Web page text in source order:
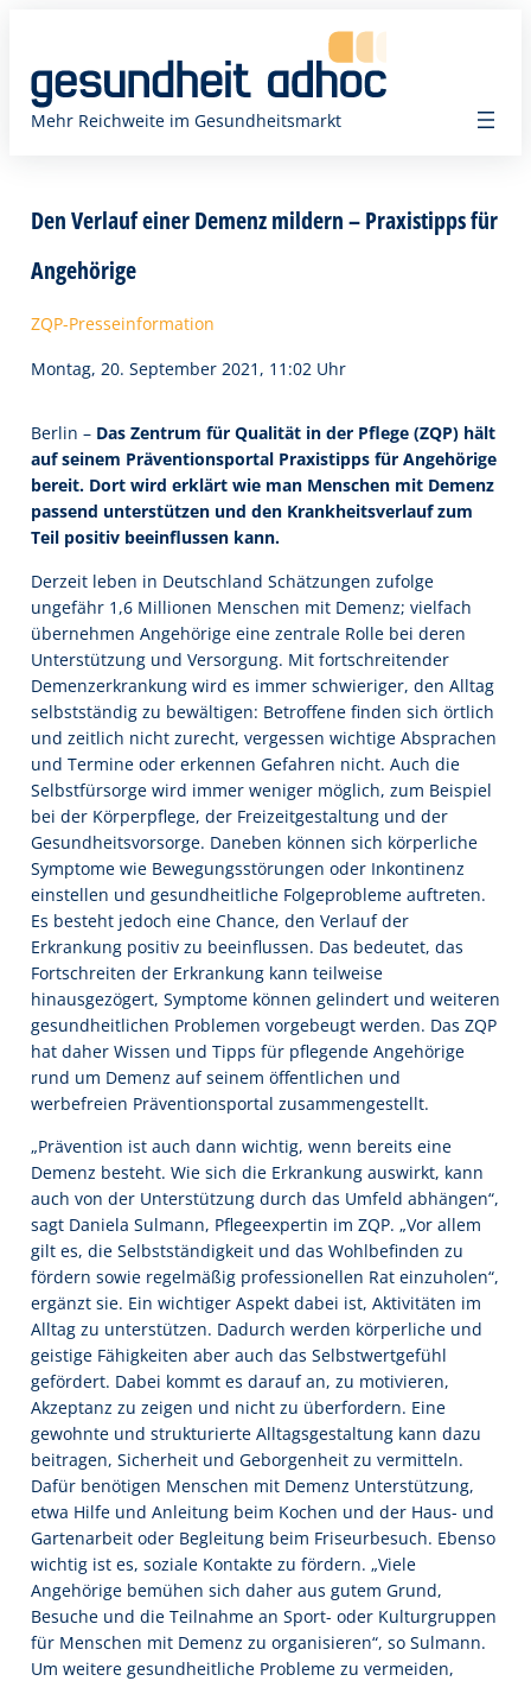
springen
Mehr Reichweite im Gesundheitsmarkt
Den Verlauf einer Demenz mildern – Praxistipps für
Angehörige
ZQP-Presseinformation
Montag, 20. September 2021, 11:02 Uhr
Berlin – Das Zentrum für Qualität in der Pflege (ZQP) hält
auf seinem Präventionsportal Praxistipps für Angehörige
bereit. Dort wird erklärt wie man Menschen mit Demenz
passend unterstützen und den Krankheitsverlauf zum
Teil positiv beeinflussen kann.
Derzeit leben in Deutschland Schätzungen zufolge
ungefähr 1,6 Millionen Menschen mit Demenz; vielfach
übernehmen Angehörige eine zentrale Rolle bei deren
Unterstützung und Versorgung. Mit fortschreitender
Demenzerkrankung wird es immer schwieriger, den Alltag
selbstständig zu bewältigen: Betroffene finden sich örtlich
und zeitlich nicht zurecht, vergessen wichtige Absprachen
und Termine oder erkennen Gefahren nicht. Auch die
Selbstfürsorge wird immer weniger möglich, zum Beispiel
bei der Körperpflege, der Freizeitgestaltung und der
Gesundheitsvorsorge. Daneben können sich körperliche
Symptome wie Bewegungsstörungen oder Inkontinenz
einstellen und gesundheitliche Folgeprobleme auftreten.
Es besteht jedoch eine Chance, den Verlauf der
Erkrankung positiv zu beeinflussen. Das bedeutet, das
Fortschreiten der Erkrankung kann teilweise
hinausgezögert, Symptome können gelindert und weiteren
gesundheitlichen Problemen vorgebeugt werden. Das ZQP
hat daher Wissen und Tipps für pflegende Angehörige
rund um Demenz auf seinem öffentlichen und
werbefreien Präventionsportal zusammengestellt.
„Prävention ist auch dann wichtig, wenn bereits eine
Demenz besteht. Wie sich die Erkrankung auswirkt, kann
auch von der Unterstützung durch das Umfeld abhängen“,
sagt Daniela Sulmann, Pflegeexpertin im ZQP. „Vor allem
gilt es, die Selbstständigkeit und das Wohlbefinden zu
fördern sowie regelmäßig professionellen Rat einzuholen“,
ergänzt sie. Ein wichtiger Aspekt dabei ist, Aktivitäten im
Alltag zu unterstützen. Dadurch werden körperliche und
geistige Fähigkeiten aber auch das Selbstwertgefühl
gefördert. Dabei kommt es darauf an, zu motivieren,
Akzeptanz zu zeigen und nicht zu überfordern. Eine
gewohnte und strukturierte Alltagsgestaltung kann dazu
beitragen, Sicherheit und Geborgenheit zu vermitteln.
Dafür benötigen Menschen mit Demenz Unterstützung,
etwa Hilfe und Anleitung beim Kochen und der Haus- und
Gartenarbeit oder Begleitung beim Friseurbesuch. Ebenso
wichtig ist es, soziale Kontakte zu fördern. „Viele
Angehörige bemühen sich daher aus gutem Grund,
Besuche und die Teilnahme an Sport- oder Kulturgruppen
für Menschen mit Demenz zu organisieren“, so Sulmann.
Um weitere gesundheitliche Probleme zu vermeiden,